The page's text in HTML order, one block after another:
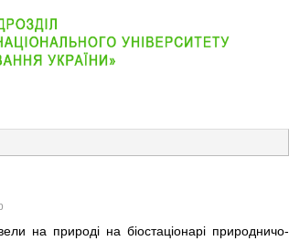
природі на біостаціонарі природничо-